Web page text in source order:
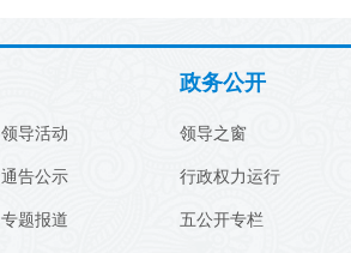
领导活动
通告公示
专题报道
政务公开
领导之窗
行政权力运行
五公开专栏